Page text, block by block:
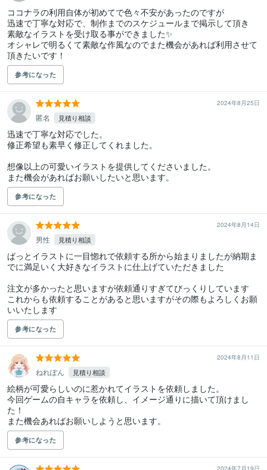
ココナラの利用自体が初めてで色々不安があったのですが
迅速で丁寧な対応で、制作までのスケジュールまで掲示して頂き
素敵なイラストを受け取る事ができました✨
オシャレで明るくて素敵な作風なのでまた機会があれば利用させて
頂きたいです！
参考になった
2024年8月25日
匿名 見積り相談
迅速で丁寧な対応でした。
修正希望も素早く修正してくれました。
想像以上の可愛いイラストを提供してくださいました。
また機会があればお願いしたいと思います。
参考になった
2024年8月14日
男性 見積り相談
ぱっとイラストに一目惚れで依頼する所から始まりましたが納期ま
でに満足いく大好きなイラストに仕上げていただきました
注文が多かったと思いますが依頼通りすぎてびっくりしています
これからも依頼することがあると思いますがその際もよろしくお願
いいたします
参考になった
2024年8月11日
ねれぽん 見積り相談
絵柄が可愛らしいのに惹かれてイラストを依頼しました。
今回ゲームの自キャラを依頼し、イメージ通りに描いて頂けまし
た！
また機会あればお願いしようと思います。
参考になった
2024年7月19日